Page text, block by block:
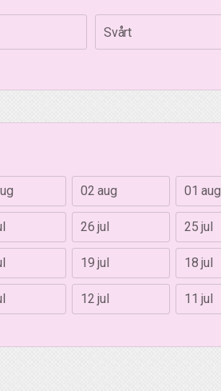
Svårt
02 aug 01 aug
26 jul 25 jul
19 jul 18 jul
12 jul 11 jul